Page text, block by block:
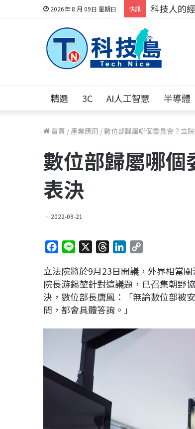
2026年 8 月 09日 星期日 快訊 科技人的
精選 3C AI人工智慧 半導體
首頁 / 產業應用 /數位部歸屬哪個委員會？立
數位部歸屬哪
表決
2022-09-21
c
e
b
o
n
e
r
e
a
d
n
k
e
d
n
p
y
L
立法院將於9月23日開議，外界相當
院長游錫堃針對這議題，已召集朝野
決，數位部長唐鳳：「無論數位部被
問，都會具體答詢。」